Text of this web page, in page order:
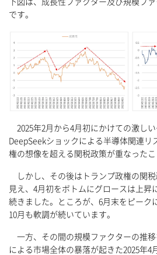
下図は、成長性ファクター及び規模フ
です。
2025年2月から4月初にかけての激しい
DeepSeekショックによる半導体関連リ
権の想像を超える関税政策が重なったこ
しかし、その後はトランプ政権の関
見え、4月初をボトムにグロースは上昇
続きました。ところが、6月末をピーク
10月も軟調が続いています。
一方、その間の規模ファクターの推
による市場全体の暴落が起きた2025年4